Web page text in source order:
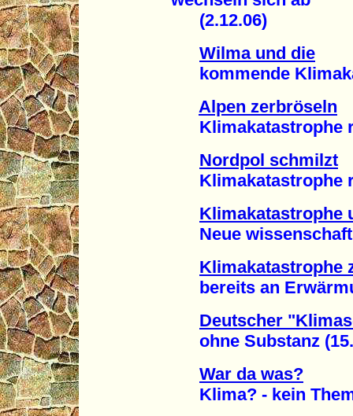
(2.12.06)
Wilma und die
kommende
Alpen zerbröseln
Klimakatastrophe
Nordpol schmilzt
Klimakatastrophe
Klimakatastrophe
Neue
Klimakatastrophe
bereits an
Deutscher
ohne Substanz
War da was?
Klima? - kein